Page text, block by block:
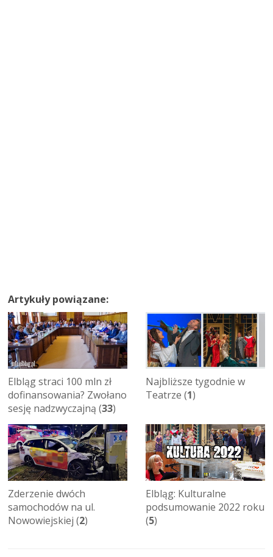
Artykuły powiązane:
Elbląg straci 100 mln zł
dofinansowania? Zwołano
sesję nadzwyczajną (33)
Najbliższe tygodnie w
Teatrze (1)
Zderzenie dwóch
samochodów na ul.
Nowowiejskiej (2)
Elbląg: Kulturalne
podsumowanie 2022 roku
(5)